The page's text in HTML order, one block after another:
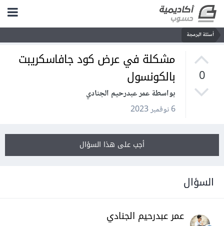
أسئلة البرمجة
0
مشكلة في عرض كود جافاسكريبت
بالكونسول
بواسطة عمر عبدرحيم الجنادي
6 نوفمبر 2023
أجب على هذا السؤال
السؤال
عمر عبدرحيم الجنادي